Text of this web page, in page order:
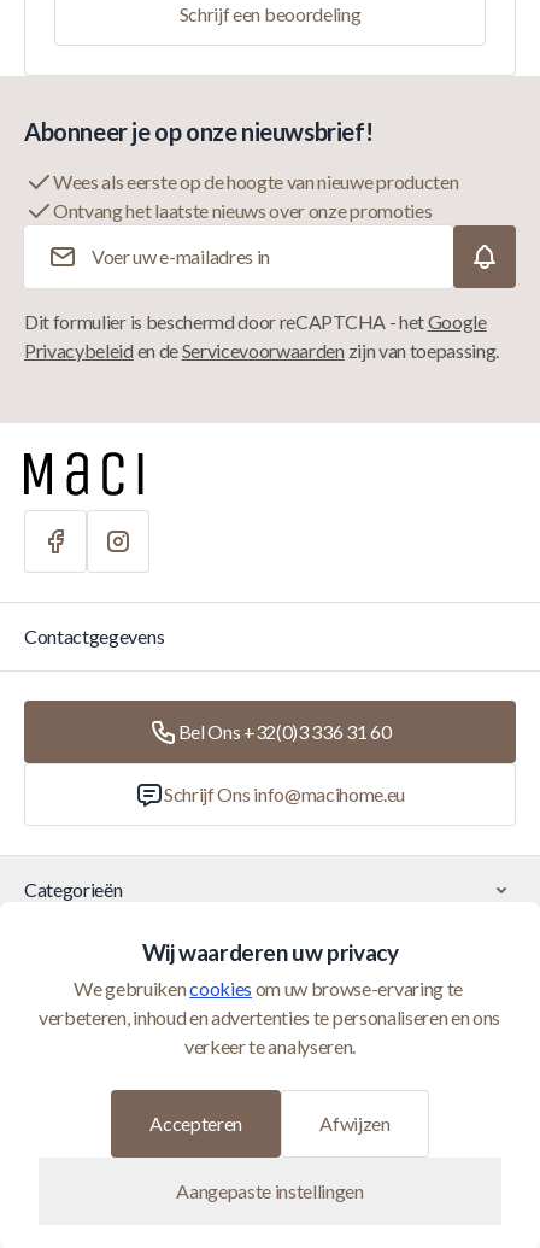
Schrijf een beoordeling
Wij waarderen uw privacy
We gebruiken cookies om uw browse-ervaring te
verbeteren, inhoud en advertenties te personaliseren en ons
verkeer te analyseren.
Afwijzen
Aangepaste instellingen
Accepteren
Abonneer je op onze nieuwsbrief!
Wees als eerste op de hoogte van nieuwe producten
Ontvang het laatste nieuws over onze promoties
Dit formulier is beschermd door reCAPTCHA - hetGoogle
Privacybeleid en deServicevoorwaarden zijn van toepassing.
Categorieën
Contactgegevens
Bel Ons +32(0)3 336 31 60
Schrijf Ons info@macihome.eu
© 2026 Maci Home wordt beheerd door Homeshop BV (BTW